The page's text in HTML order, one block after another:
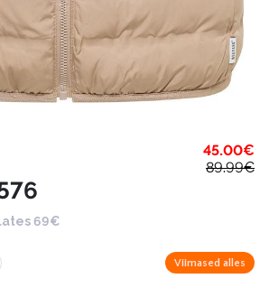
45.00€
89.99€
69€
Viimased alles